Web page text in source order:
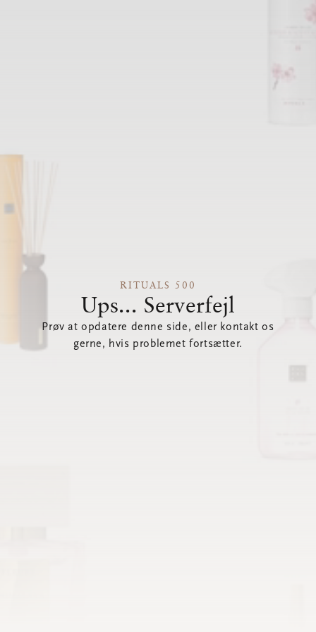
RITUALS 500
Ups... Serverfejl
Prøv at opdatere denne side, eller kontakt os
gerne, hvis problemet fortsætter.